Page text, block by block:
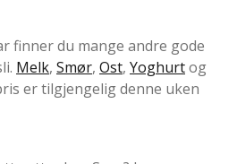
finner du mange andre gode
Melk, Smør, Ost, Yoghurtog
er tilgjengelig denne uken